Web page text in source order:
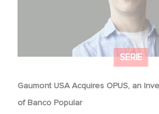
SERIE
Gaumont USA Acquires OPUS, an
of Banco Popular